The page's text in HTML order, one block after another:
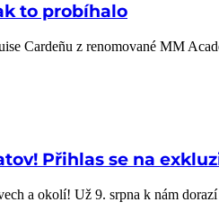
to probíhalo
Cardeñu z renomované MM
Přihlas se na
a okolí! Už 9. srpna k nám